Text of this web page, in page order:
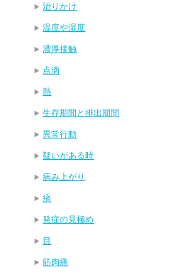
治りかけ
温度や湿度
濃厚接触
点滴
熱
生存期間と排出期間
異常行動
疑いがある時
病み上がり
痰
発症の見極め
目
筋肉痛